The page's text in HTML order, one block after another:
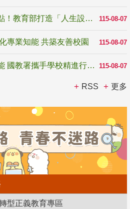
115-08-07
高齡不是終點而是夢想起點！教育部打造「人生設計夢工場」 參展第3屆高齡健康產業博覽會
115-08-07
專業知能 共築友善校園
115-08-07
強化學習歷程檔案推動效能 國教署攜手學校精進行政與教學支持
RSS 更多
型正義教育專區